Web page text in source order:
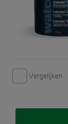
Vergelijken